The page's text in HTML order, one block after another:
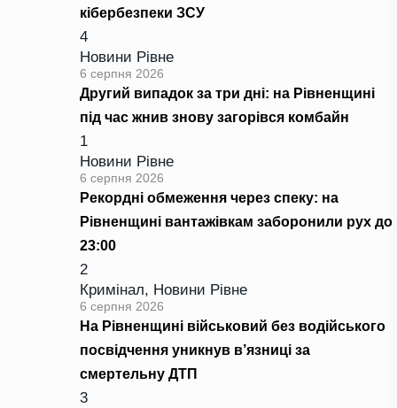
кібербезпеки ЗСУ
4
Новини Рівне
6 серпня 2026
Другий випадок за три дні: на Рівненщині
під час жнив знову загорівся комбайн
1
Новини Рівне
6 серпня 2026
Рекордні обмеження через спеку: на
Рівненщині вантажівкам заборонили рух до
23:00
2
Кримінал, Новини Рівне
6 серпня 2026
На Рівненщині військовий без водійського
посвідчення уникнув в’язниці за
смертельну ДТП
3